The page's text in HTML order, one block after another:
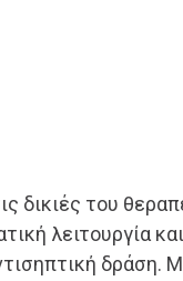
δικιές του
λειτουργία
δράση.